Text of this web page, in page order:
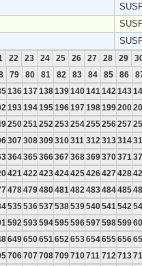
22 23 24 25 26 27 28 29
79 80 81 82 83 84 85 86
136137138139140141 142 143
193194195196197198199200
250251 252 253254255256257
307308309310311 312 313314
364365366367368369370371
421 422 423424425426427428
478479480481 482 483484485
535536537538539540541 542
592 593594595596597598599
649650651 652 653654655656
706707708709710711 712 713